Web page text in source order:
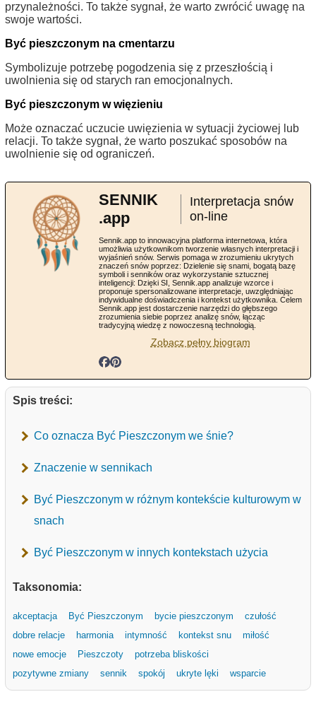
przynależności. To także sygnał, że warto zwrócić uwagę na
swoje wartości.
Być pieszczonym na cmentarzu
Symbolizuje potrzebę pogodzenia się z przeszłością i
uwolnienia się od starych ran emocjonalnych.
Być pieszczonym w więzieniu
Może oznaczać uczucie uwięzienia w sytuacji życiowej lub
relacji. To także sygnał, że warto poszukać sposobów na
uwolnienie się od ograniczeń.
SENNIK
.app
Interpretacja snów
on-line
Sennik.app to innowacyjna platforma internetowa, która
umożliwia użytkownikom tworzenie własnych interpretacji i
wyjaśnień snów. Serwis pomaga w zrozumieniu ukrytych
znaczeń snów poprzez: Dzielenie się snami, bogatą bazę
symboli i senników oraz wykorzystanie sztucznej
inteligencji: Dzięki SI, Sennik.app analizuje wzorce i
proponuje spersonalizowane interpretacje, uwzględniając
indywidualne doświadczenia i kontekst użytkownika. Celem
Sennik.app jest dostarczenie narzędzi do głębszego
zrozumienia siebie poprzez analizę snów, łącząc
tradycyjną wiedzę z nowoczesną technologią.
Zobacz pełny biogram
Spis treści:
Co oznacza Być Pieszczonym we śnie?
Znaczenie w sennikach
Być Pieszczonym w różnym kontekście kulturowym w
snach
Być Pieszczonym w innych kontekstach użycia
Taksonomia:
akceptacja Być Pieszczonym bycie pieszczonym
czułość
dobre relacje
harmonia intymność kontekst snu
miłość
nowe emocje
Pieszczoty
potrzeba bliskości
pozytywne zmiany
sennik spokój ukryte lęki wsparcie